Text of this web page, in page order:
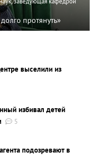
протянуть»
выселили из
избивал детей
5
подозревают в